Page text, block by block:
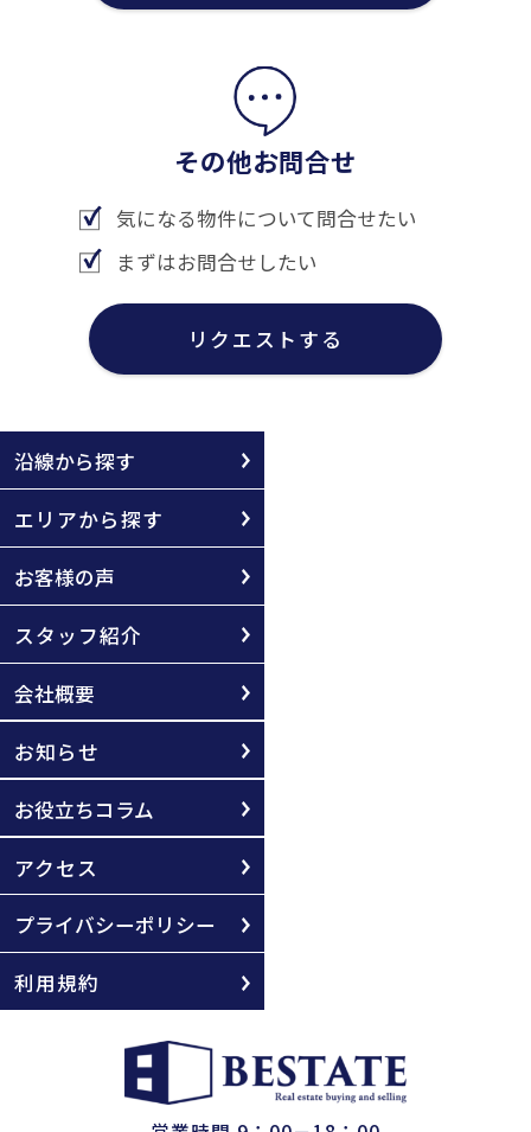
その他お問合せ
気になる物件について問合せたい
まずはお問合せしたい
リクエストする
沿線から探す
エリアから探す
お客様の声
スタッフ紹介
会社概要
お知らせ
お役立ちコラム
アクセス
プライバシーポリシー
利用規約